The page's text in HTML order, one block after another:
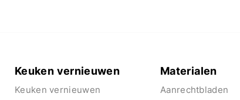
Keuken vernieuwen
Keuken vernieuwen
Materialen
Aanrechtbladen